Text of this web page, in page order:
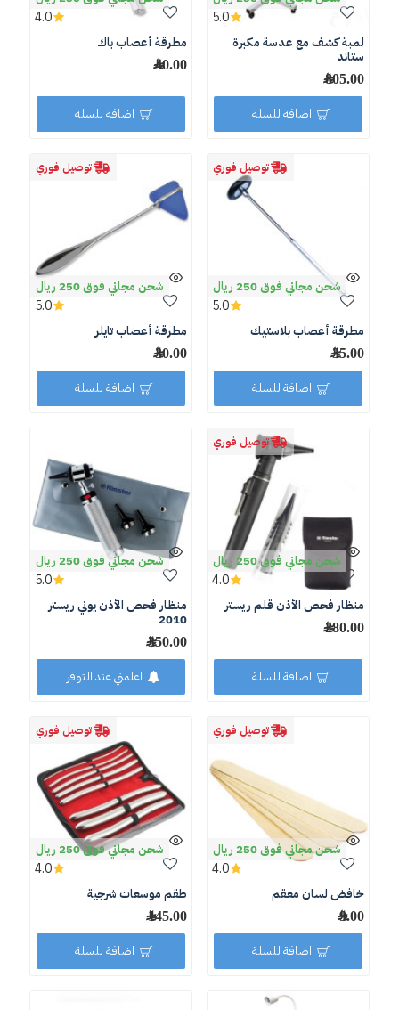
لمبة كشف مع عدسة مكبرة
ستاند
805.00 ﷼
5.0
اضافة للسلة
مطرقة أعصاب باك
40.00 ﷼
4.0
اضافة للسلة
توصيل فوري
شحن مجاني فوق 250 ريال
مطرقة أعصاب بلاستيك
35.00 ﷼
5.0
اضافة للسلة
توصيل فوري
شحن مجاني فوق 250 ريال
مطرقة أعصاب تايلر
30.00 ﷼
5.0
اضافة للسلة
توصيل فوري
شحن مجاني فوق 250 ريال
منظار فحص الأذن قلم ريستر
280.00 ﷼
4.0
اضافة للسلة
شحن مجاني فوق 250 ريال
منظار فحص الأذن يوني ريستر
2010
350.00 ﷼
5.0
اعلمني عند التوفر
توصيل فوري
شحن مجاني فوق 250 ريال
خافض لسان معقم
9.00 ﷼
4.0
اضافة للسلة
توصيل فوري
شحن مجاني فوق 250 ريال
طقم موسعات شرجية
145.00 ﷼
4.0
اضافة للسلة